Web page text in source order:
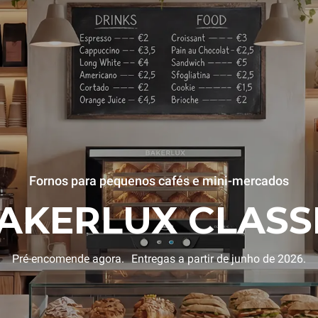
Fornos para pequenos cafés e mini-mercados
Pré-encomende agora. Entregas a partir de junho de 2026.